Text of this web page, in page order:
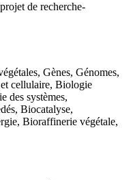
de recherche-
Gènes, Génomes,
cellulaire, Biologie
des systèmes,
Biocatalyse,
Bioraffinerie végétale,